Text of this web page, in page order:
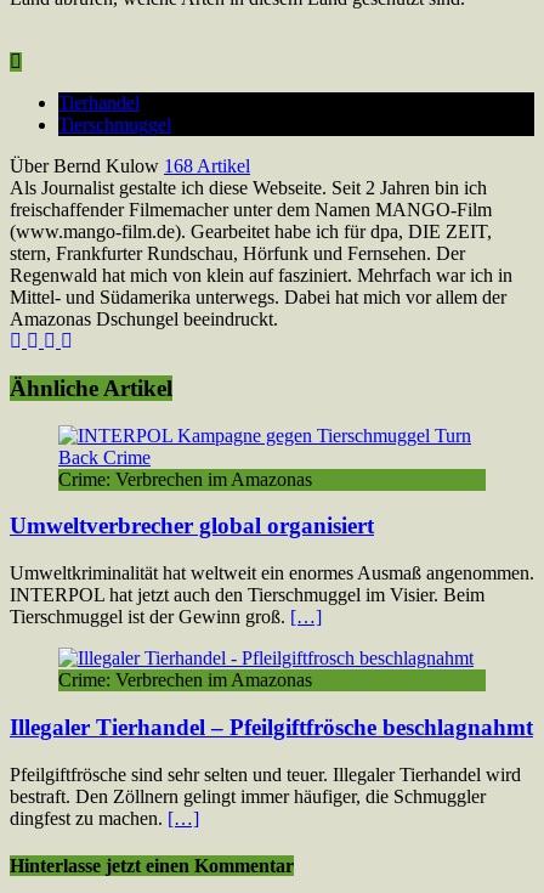
Tierhandel
Tierschmuggel
Über Bernd Kulow 168 Artikel
Als Journalist gestalte ich diese Webseite. Seit 2 Jahren bin ich
freischaffender Filmemacher unter dem Namen MANGO-Film
(www.mango-film.de). Gearbeitet habe ich für dpa, DIE ZEIT,
stern, Frankfurter Rundschau, Hörfunk und Fernsehen. Der
Regenwald hat mich von klein auf fasziniert. Mehrfach war ich in
Mittel- und Südamerika unterwegs. Dabei hat mich vor allem der
Amazonas Dschungel beeindruckt.
Webseite
Instagram
YouTube
Ähnliche Artikel
Crime: Verbrechen im Amazonas
Umweltverbrecher global organisiert
Umweltkriminalität hat weltweit ein enormes Ausmaß angenommen.
INTERPOL hat jetzt auch den Tierschmuggel im Visier. Beim
Tierschmuggel ist der Gewinn groß. […]
Crime: Verbrechen im Amazonas
Illegaler Tierhandel – Pfeilgiftfrösche beschlagnahmt
Pfeilgiftfrösche sind sehr selten und teuer. Illegaler Tierhandel wird
bestraft. Den Zöllnern gelingt immer häufiger, die Schmuggler
dingfest zu machen. […]
Hinterlasse jetzt einen Kommentar